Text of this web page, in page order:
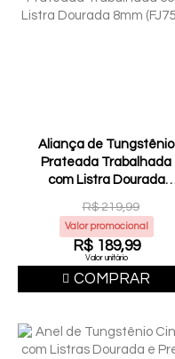
Aliança de Tungstênio
Prateada Trabalhada
com Listra Dourada
8mm (FJ75-8)
R$ 219,99
Valor promocional
R$ 189,99
Valor unitário
COMPRAR